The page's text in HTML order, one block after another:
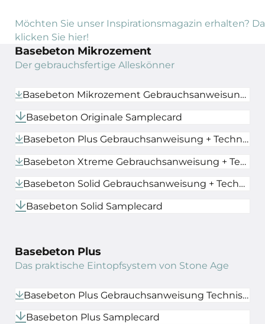
Möchten Sie unser Inspirationsmagazin erhalten?
klicken Sie hier!
Basebeton Mikrozement
Der gebrauchsfertige Alleskönner
Basebeton Mikrozement Gebrauchsanweisung + Technisches Datenblatt
Basebeton Originale Samplecard
Basebeton Plus Gebrauchsanweisung + Technisches Datenblatt
Basebeton Xtreme Gebrauchsanweisung + Technisches Datenblatt
Basebeton Solid Gebrauchsanweisung + Technisches Datenblatt
Basebeton Solid Samplecard
Basebeton Plus
Das praktische Eintopfsystem von Stone Age
Basebeton Plus Gebrauchsanweisung Technisches Datenblatt
Basebeton Plus Samplecard